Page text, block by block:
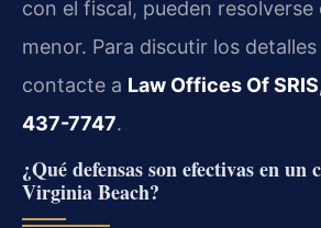
con el fiscal, pueden resolverse
menor. Para discutir los
contacte a Law Offices Of
437-7747.
¿Qué defensas son efectivas en un
Virginia Beach?